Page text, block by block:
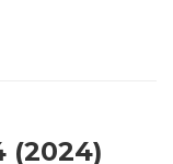
(2024)